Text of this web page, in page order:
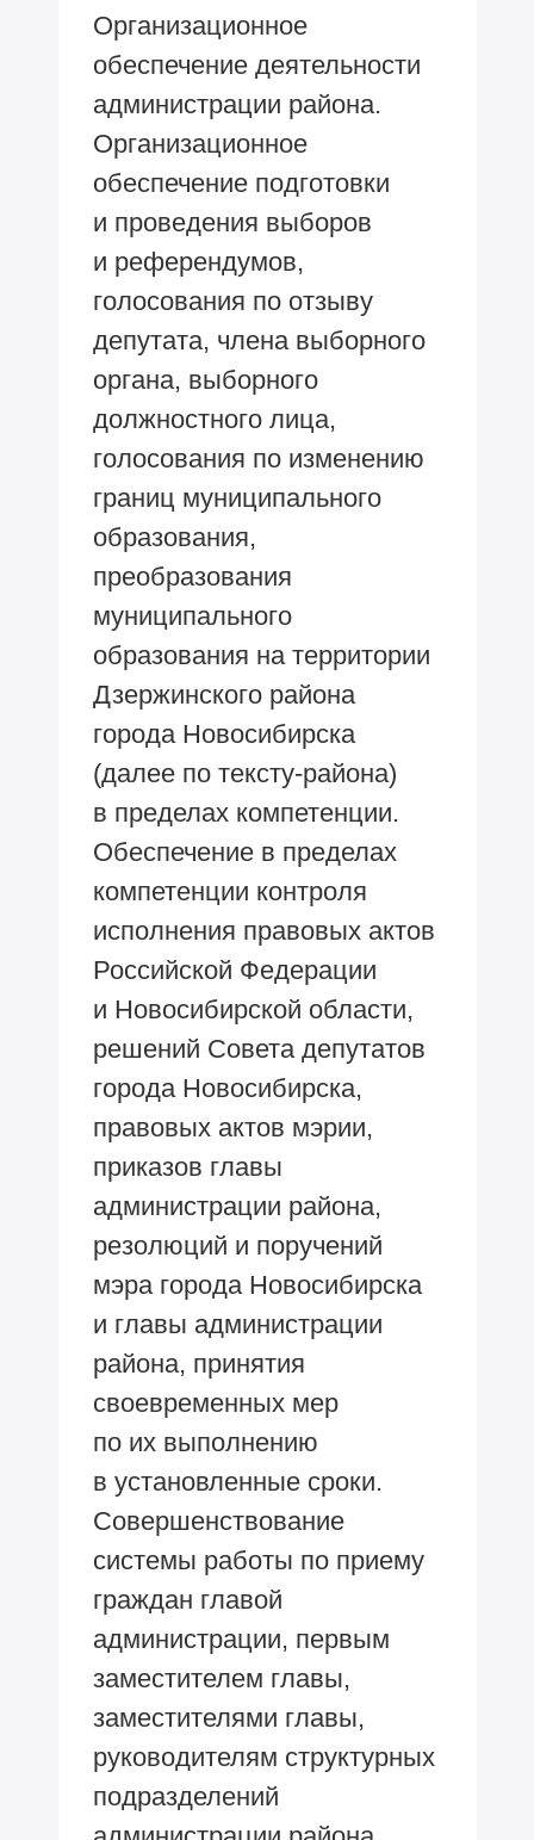
Организационное
обеспечение деятельности
администрации района.
Организационное
обеспечение подготовки
и проведения выборов
и референдумов,
голосования по отзыву
депутата, члена выборного
органа, выборного
должностного лица,
голосования по изменению
границ муниципального
образования,
преобразования
муниципального
образования на территории
Дзержинского района
города Новосибирска
(далее по тексту-района)
в пределах компетенции.
Обеспечение в пределах
компетенции контроля
исполнения правовых актов
Российской Федерации
и Новосибирской области,
решений Совета депутатов
города Новосибирска,
правовых актов мэрии,
приказов главы
администрации района,
резолюций и поручений
мэра города Новосибирска
и главы администрации
района, принятия
своевременных мер
по их выполнению
в установленные сроки.
Совершенствование
системы работы по приему
граждан главой
администрации, первым
заместителем главы,
заместителями главы,
руководителям структурных
подразделений